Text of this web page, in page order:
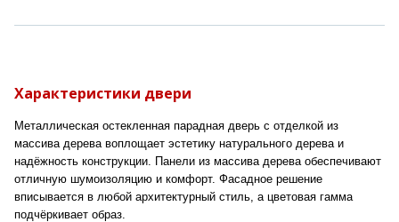
Характеристики двери
Металлическая остекленная парадная дверь с отделкой из
массива дерева воплощает эстетику натурального дерева и
надёжность конструкции. Панели из массива дерева обеспечивают
отличную шумоизоляцию и комфорт. Фасадное решение
вписывается в любой архитектурный стиль, а цветовая гамма
подчёркивает образ.